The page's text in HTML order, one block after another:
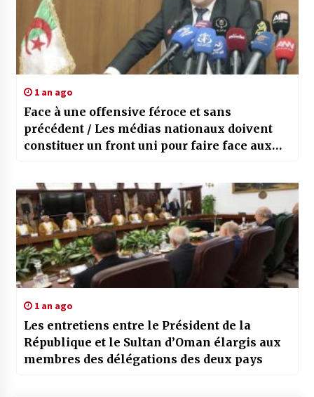
1 an ago
Face à une offensive féroce et sans
précédent / Les médias nationaux doivent
constituer un front uni pour faire face aux
1 an ago
Les entretiens entre le Président de la
République et le Sultan d’Oman élargis aux
membres des délégations des deux pays